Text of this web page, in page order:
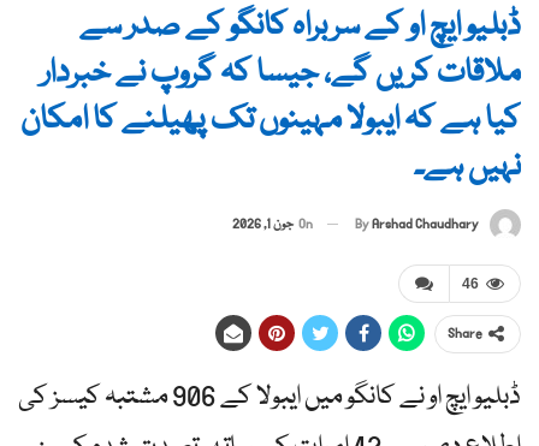
ڈبلیو ایچ او کے سربراہ کانگو کے صدر سے
ملاقات کریں گے، جیسا کہ گروپ نے خبردار
کیا ہے کہ ایبولا مہینوں تک پھیلنے کا امکان
نہیں ہے۔
ByArshad Chaudhary
On جون 1, 2026
46
Share
ڈبلیو ایچ او نے کانگو میں ایبولا کے 906 مشتبہ کیسز کی